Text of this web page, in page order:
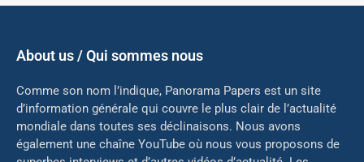
About us / Qui sommes nous
Comme son nom l’indique, Panorama Papers est un site
d’information générale qui couvre le plus clair de l’actualité
mondiale dans toutes ses déclinaisons. Nous avons
également une chaîne YouTube où nous vous proposons de